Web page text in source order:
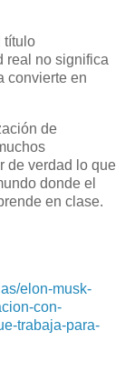
título
real no significa
convierte en
de
de verdad lo que
donde el
en clase.
elon-musk-
con-
trabaja-para-